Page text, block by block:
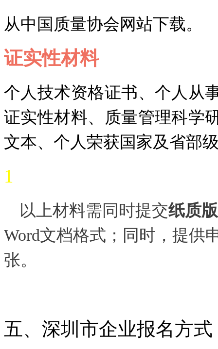
从中国质量协会网站下载。
证实性材料
个人技术资格证书、个人从
证实性材料、质量管理科学
文本、个人荣获国家及省部
1
以上材料需同时提交纸质
Word文档格式；同时，提供
张。
五、深圳市企业报名方式